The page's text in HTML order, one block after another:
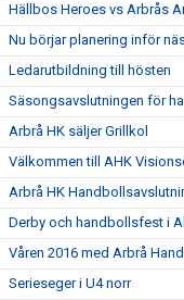
Hällbos Heroes vs Arbrås
Nu börjar planering inför
Ledarutbildning till hösten
Säsongsavslutningen för
Arbrå HK säljer Grillkol
Välkommen till AHK
Arbrå HK
Derby och handbollsfest i
Våren 2016 med Arbrå
Serieseger i U4 norr